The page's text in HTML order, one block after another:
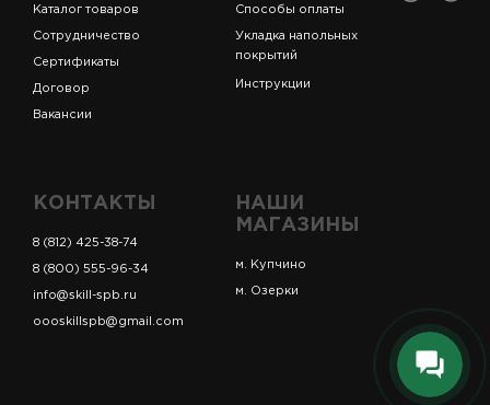
Каталог товаров
Сотрудничество
Сертификаты
Договор
Вакансии
Способы оплаты
Укладка напольных
покрытий
Инструкции
КОНТАКТЫ
8 (812) 425-38-74
8 (800) 555-96-34
info@skill-spb.ru
oooskillspb@gmail.com
НАШИ
МАГАЗИНЫ
м. Купчино
м. Озерки